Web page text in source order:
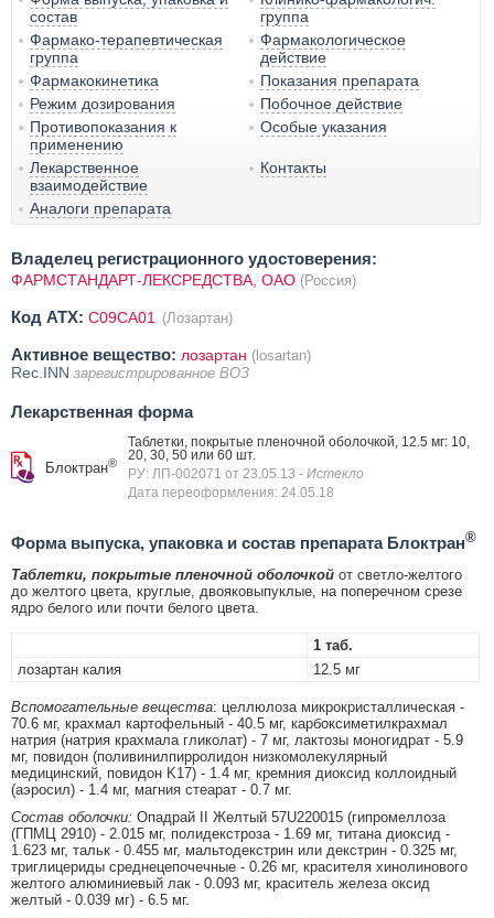
состав
группа
Фармако-терапевтическая
группа
Фармакологическое
действие
Фармакокинетика
Показания препарата
Режим дозирования
Побочное действие
Противопоказания к
применению
Особые указания
Лекарственное
взаимодействие
Контакты
Аналоги препарата
Владелец регистрационного удостоверения:
ФАРМСТАНДАРТ-ЛЕКСРЕДСТВА, ОАО (Россия)
Код ATX: C09CA01 (Лозартан)
Активное вещество: лозартан (losartan)
Rec.INN зарегистрированное ВОЗ
Лекарственная форма
Блоктран®
Таблетки, покрытые пленочной оболочкой, 12.5 мг: 10,
20, 30, 50 или 60 шт.
РУ: ЛП-002071 от 23.05.13 - Истекло
Дата переоформления: 24.05.18
Форма выпуска, упаковка и состав препарата Блоктран®
Таблетки, покрытые пленочной оболочкой от светло-желтого
до желтого цвета, круглые, двояковыпуклые, на поперечном срезе
ядро белого или почти белого цвета.
1 таб.
лозартан калия
12.5 мг
Вспомогательные вещества: целлюлоза микрокристаллическая -
70.6 мг, крахмал картофельный - 40.5 мг, карбоксиметилкрахмал
натрия (натрия крахмала гликолат) - 7 мг, лактозы моногидрат - 5.9
мг, повидон (поливинилпирролидон низкомолекулярный
медицинский, повидон K17) - 1.4 мг, кремния диоксид коллоидный
(аэросил) - 1.4 мг, магния стеарат - 0.7 мг.
Состав оболочки: Опадрай II Желтый 57U220015 (гипромеллоза
(ГПМЦ 2910) - 2.015 мг, полидекстроза - 1.69 мг, титана диоксид -
1.623 мг, тальк - 0.455 мг, мальтодекстрин или декстрин - 0.325 мг,
триглицериды среднецепочечные - 0.26 мг, красителя хинолинового
желтого алюминиевый лак - 0.093 мг, краситель железа оксид
желтый - 0.039 мг) - 6.5 мг.